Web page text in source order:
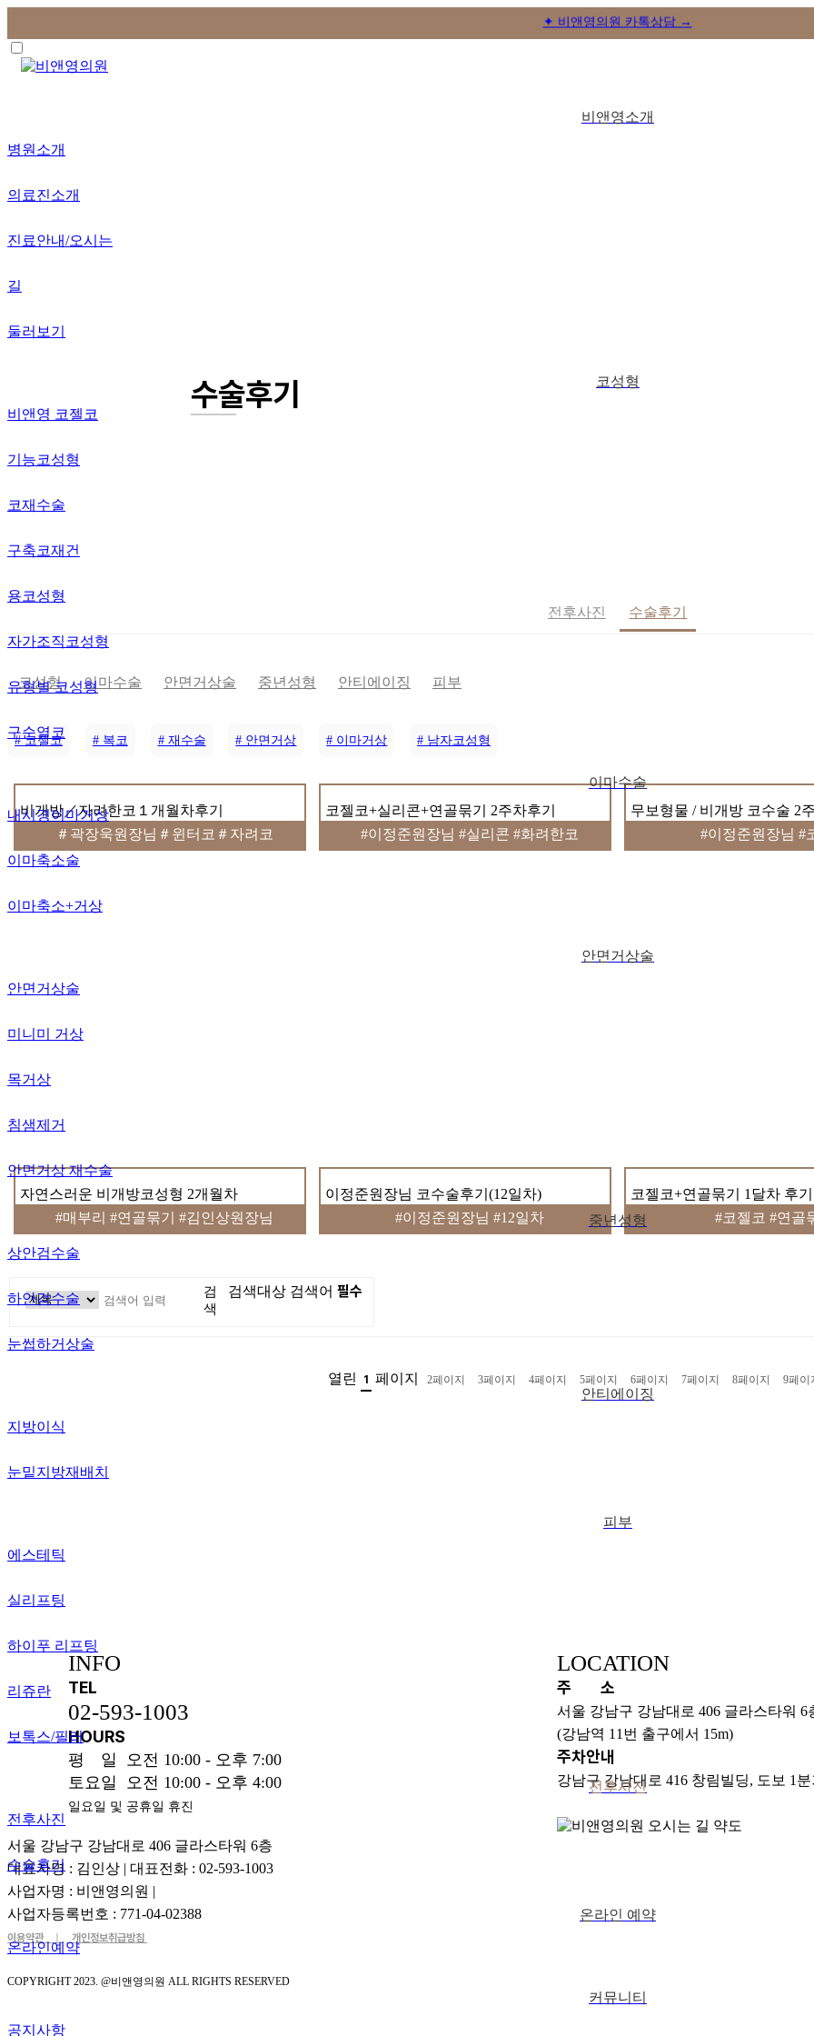
✦ 비앤영의원 카톡상담 →
비앤영소개
병원소개
의료진소개
진료안내/오시는
길
둘러보기
코성형
비앤영 코젤코
기능코성형
코재수술
구축코재건
용코성형
자가조직코성형
유형별 코성형
구순열코
이마수술
내시경이마거상
이마축소술
이마축소+거상
안면거상술
안면거상술
미니미 거상
목거상
침샘제거
안면거상 재수술
중년성형
상안검수술
하안검수술
눈썹하거상술
안티에이징
지방이식
눈밑지방재배치
피부
에스테틱
실리프팅
하이푸 리프팅
리쥬란
보톡스/필러
전후사진
전후사진
수술후기
온라인 예약
온라인예약
커뮤니티
공지사항
수술후기
전후사진 수술후기
코성형 이마수술 안면거상술 중년성형 안티에이징 피부
# 코젤코 # 복코 # 재수술 # 안면거상 # 이마거상 # 남자코성형
비개방／자려한코１개월차후기
＃곽장욱원장님＃윈터코＃자려코
코젤코+실리콘+연골묶기 2주차후기
#이정준원장님 #실리콘 #화려한코
무보형물 / 비개방 코수술 2
#이정준원장님 #
자연스러운 비개방코성형 2개월차
#매부리 #연골묶기 #김인상원장님
이정준원장님 코수술후기(12일차)
#이정준원장님 #12일차
코젤코+연골묶기 1달차 후
#코젤코 #연골
검색대상 검색어 필수
검
색
열린 1 페이지 2페이지 3페이지 4페이지 5페이지 6페이지 7페이지 8페이지 9페이
다음맨끝
INFO
TEL
02-593-1003
HOURS
평 일
오전 10:00 - 오후 7:00
토요일 오전 10:00 - 오후 4:00
일요일 및 공휴일 휴진
LOCATION
주 소
서울 강남구 강남대로 406 글라스타워 6
(강남역 11번 출구에서 15m)
주차안내
강남구 강남대로 416 창림빌딩, 도보 1
→
서울 강남구 강남대로 406 글라스타워 6층
대표자명 : 김인상 | 대표전화 : 02-593-1003
사업자명 : 비앤영의원 |
사업자등록번호 : 771-04-02388
이용약관 개인정보취급방침
COPYRIGHT 2023. @비앤영의원 ALL RIGHTS RESERVED